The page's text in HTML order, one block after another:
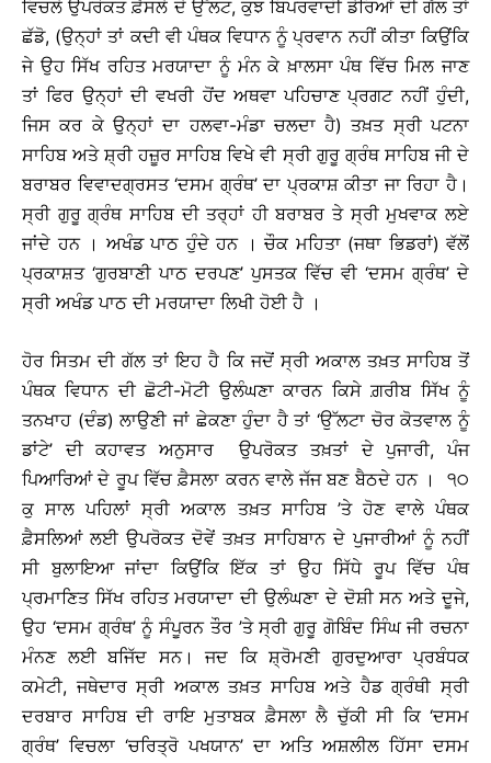
ਵਿਚਲੇ ਉਪਰੋਕਤ ਫ਼ੈਸਲੇ ਦੇ ਉੱਲਟ, ਕੁਝ ਬਿਪਰਵਾਦੀ ਡੇਰਿਆਂ ਦੀ ਗੱਲ ਤਾਂ
ਛੱਡੋ, (ਉਨ੍ਹਾਂ ਤਾਂ ਕਦੀ ਵੀ ਪੰਥਕ ਵਿਧਾਨ ਨੂੰ ਪ੍ਰਵਾਨ ਨਹੀਂ ਕੀਤਾ ਕਿਉਂਕਿ
ਜੇ ਉਹ ਸਿੱਖ ਰਹਿਤ ਮਰਯਾਦਾ ਨੂੰ ਮੰਨ ਕੇ ਖ਼ਾਲਸਾ ਪੰਥ ਵਿੱਚ ਮਿਲ ਜਾਣ
ਤਾਂ ਫਿਰ ਉਨ੍ਹਾਂ ਦੀ ਵਖਰੀ ਹੋਂਦ ਅਥਵਾ ਪਹਿਚਾਣ ਪ੍ਰਗਟ ਨਹੀਂ ਹੁੰਦੀ,
ਜਿਸ ਕਰ ਕੇ ਉਨ੍ਹਾਂ ਦਾ ਹਲਵਾ-ਮੰਡਾ ਚਲਦਾ ਹੈ) ਤਖ਼ਤ ਸ੍ਰੀ ਪਟਨਾ
ਸਾਹਿਬ ਅਤੇ ਸ਼੍ਰੀ ਹਜ਼ੂਰ ਸਾਹਿਬ ਵਿਖੇ ਵੀ ਸ੍ਰੀ ਗੁਰੂ ਗ੍ਰੰਥ ਸਾਹਿਬ ਜੀ ਦੇ
ਬਰਾਬਰ ਵਿਵਾਦਗ੍ਰਸਤ ‘ਦਸਮ ਗ੍ਰੰਥ’ ਦਾ ਪ੍ਰਕਾਸ਼ ਕੀਤਾ ਜਾ ਰਿਹਾ ਹੈ।
ਸ੍ਰੀ ਗੁਰੂ ਗ੍ਰੰਥ ਸਾਹਿਬ ਦੀ ਤਰ੍ਹਾਂ ਹੀ ਬਰਾਬਰ ਤੇ ਸ੍ਰੀ ਮੁਖਵਾਕ ਲਏ
ਜਾਂਦੇ ਹਨ । ਅਖੰਡ ਪਾਠ ਹੁੰਦੇ ਹਨ । ਚੌਕ ਮਹਿਤਾ (ਜਥਾ ਭਿਡਰਾਂ) ਵੱਲੋਂ
ਪ੍ਰਕਾਸ਼ਤ ‘ਗੁਰਬਾਣੀ ਪਾਠ ਦਰਪਣ’ ਪੁਸਤਕ ਵਿੱਚ ਵੀ ‘ਦਸਮ ਗ੍ਰੰਥ’ ਦੇ
ਸ੍ਰੀ ਅਖੰਡ ਪਾਠ ਦੀ ਮਰਯਾਦਾ ਲਿਖੀ ਹੋਈ ਹੈ ।
ਹੋਰ ਸਿਤਮ ਦੀ ਗੱਲ ਤਾਂ ਇਹ ਹੈ ਕਿ ਜਦੋਂ ਸ੍ਰੀ ਅਕਾਲ ਤਖ਼ਤ ਸਾਹਿਬ ਤੋਂ
ਪੰਥਕ ਵਿਧਾਨ ਦੀ ਛੋਟੀ-ਮੋਟੀ ਉਲੰਘਣਾ ਕਾਰਨ ਕਿਸੇ ਗ਼ਰੀਬ ਸਿੱਖ ਨੂੰ
ਤਨਖਾਹ (ਦੰਡ) ਲਾਉਣੀ ਜਾਂ ਛੇਕਣਾ ਹੁੰਦਾ ਹੈ ਤਾਂ ‘ਉੱਲਟਾ ਚੋਰ ਕੋਤਵਾਲ ਨੂੰ
ਡਾਂਟੇ’ ਦੀ ਕਹਾਵਤ ਅਨੁਸਾਰ ਉਪਰੋਕਤ ਤਖ਼ਤਾਂ ਦੇ ਪੁਜਾਰੀ, ਪੰਜ
ਪਿਆਰਿਆਂ ਦੇ ਰੂਪ ਵਿੱਚ ਫ਼ੈਸਲਾ ਕਰਨ ਵਾਲੇ ਜੱਜ ਬਣ ਬੈਠਦੇ ਹਨ । ੧੦
ਕੁ ਸਾਲ ਪਹਿਲਾਂ ਸ੍ਰੀ ਅਕਾਲ ਤਖ਼ਤ ਸਾਹਿਬ ’ਤੇ ਹੋਣ ਵਾਲੇ ਪੰਥਕ
ਫ਼ੈਸਲਿਆਂ ਲਈ ਉਪਰੋਕਤ ਦੋਵੇਂ ਤਖ਼ਤ ਸਾਹਿਬਾਨ ਦੇ ਪੁਜਾਰੀਆਂ ਨੂੰ ਨਹੀਂ
ਸੀ ਬੁਲਾਇਆ ਜਾਂਦਾ ਕਿਉਂਕਿ ਇੱਕ ਤਾਂ ਉਹ ਸਿੱਧੇ ਰੂਪ ਵਿੱਚ ਪੰਥ
ਪ੍ਰਮਾਣਿਤ ਸਿੱਖ ਰਹਿਤ ਮਰਯਾਦਾ ਦੀ ਉਲੰਘਣਾ ਦੇ ਦੋਸ਼ੀ ਸਨ ਅਤੇ ਦੂਜੇ,
ਉਹ ‘ਦਸਮ ਗ੍ਰੰਥ’ ਨੂੰ ਸੰਪੂਰਨ ਤੌਰ ’ਤੇ ਸ੍ਰੀ ਗੁਰੂ ਗੋਬਿੰਦ ਸਿੰਘ ਜੀ ਰਚਨਾ
ਮੰਨਣ ਲਈ ਬਜਿੱਦ ਸਨ। ਜਦ ਕਿ ਸ਼੍ਰੋਮਣੀ ਗੁਰਦੁਆਰਾ ਪ੍ਰਬੰਧਕ
ਕਮੇਟੀ, ਜਥੇਦਾਰ ਸ੍ਰੀ ਅਕਾਲ ਤਖ਼ਤ ਸਾਹਿਬ ਅਤੇ ਹੈਡ ਗ੍ਰੰਥੀ ਸ੍ਰੀ
ਦਰਬਾਰ ਸਾਹਿਬ ਦੀ ਰਾਇ ਮੁਤਾਬਕ ਫ਼ੈਸਲਾ ਲੈ ਚੁੱਕੀ ਸੀ ਕਿ ‘ਦਸਮ
ਗ੍ਰੰਥ’ ਵਿਚਲਾ ‘ਚਰਿਤ੍ਰੋ ਪਖਯਾਨ’ ਦਾ ਅਤਿ ਅਸ਼ਲੀਲ ਹਿੱਸਾ ਦਸਮ